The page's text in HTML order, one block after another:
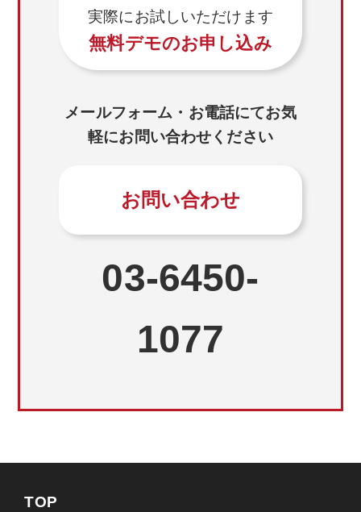
実際にお試しいただけます
無料デモのお申し込み
メールフォーム・お電話にてお気
軽にお問い合わせください
お問い合わせ
03-6450-
1077
TOP